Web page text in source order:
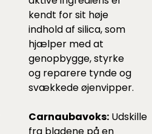
kendt for sit høje
indhold af silica, som
hjælper med at
genopbygge, styrke
og reparere tynde og
svækkede øjenvipper.
Carnaubavoks: Udskilles
fra bladene på en